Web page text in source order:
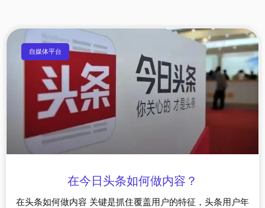
自媒体平台
在今日头条如何做内容？
在头条如何做内容 关键是抓住覆盖用户的特征，头条用户年